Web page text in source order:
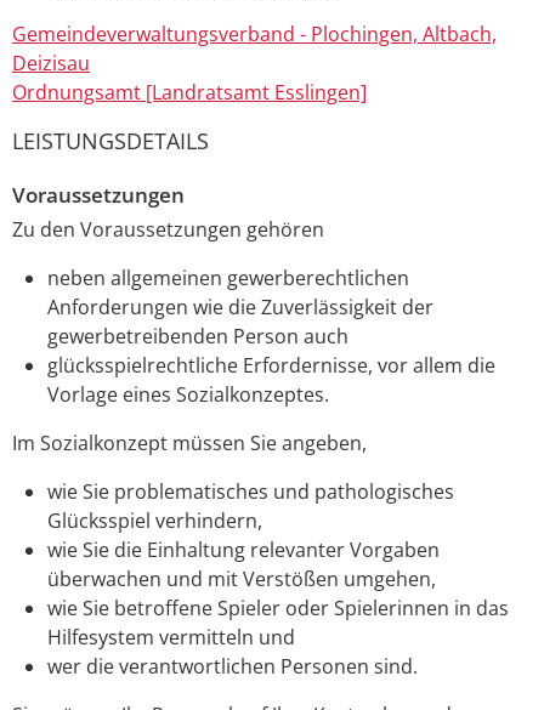
Gemeindeverwaltungsverband - Plochingen, Altbach,
Deizisau
Ordnungsamt [Landratsamt Esslingen]
LEISTUNGSDETAILS
Voraussetzungen
Zu den Voraussetzungen gehören
neben allgemeinen gewerberechtlichen
Anforderungen wie die Zuverlässigkeit der
gewerbetreibenden Person auch
glücksspielrechtliche Erfordernisse, vor allem die
Vorlage eines Sozialkonzeptes.
Im Sozialkonzept müssen Sie angeben,
wie Sie problematisches und pathologisches
Glücksspiel verhindern,
wie Sie die Einhaltung relevanter Vorgaben
überwachen und mit Verstößen umgehen,
wie Sie betroffene Spieler oder Spielerinnen in das
Hilfesystem vermitteln und
wer die verantwortlichen Personen sind.